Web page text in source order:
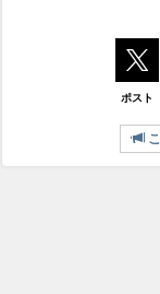
ポスト
こ